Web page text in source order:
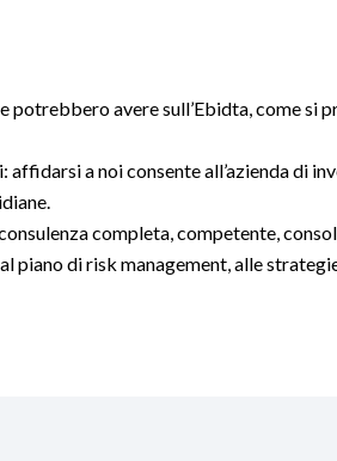
avere sull’Ebidta, come si
a noi consente all’azienda di
completa, competente,
piano di risk management, alle